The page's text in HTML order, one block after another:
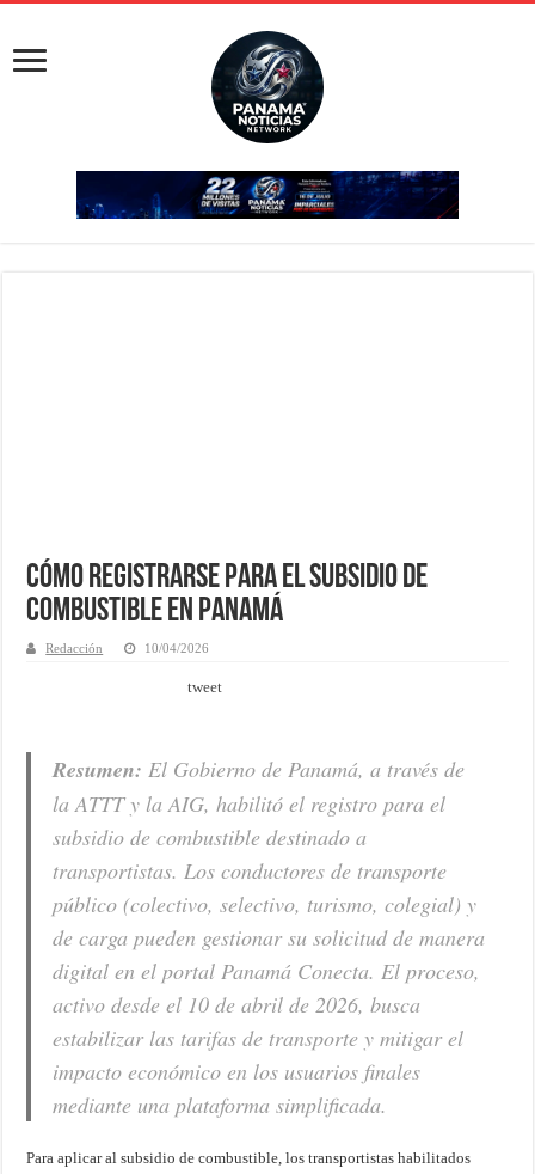
Cómo registrarse para el subsidio de
combustible en Panamá
Redacción 10/04/2026
tweet
Resumen: El Gobierno de Panamá, a través de
la ATTT y la AIG, habilitó el registro para el
subsidio de combustible destinado a
transportistas. Los conductores de transporte
público (colectivo, selectivo, turismo, colegial) y
de carga pueden gestionar su solicitud de manera
digital en el portal Panamá Conecta. El proceso,
activo desde el 10 de abril de 2026, busca
estabilizar las tarifas de transporte y mitigar el
impacto económico en los usuarios finales
mediante una plataforma simplificada.
Para aplicar al subsidio de combustible, los transportistas habilitados